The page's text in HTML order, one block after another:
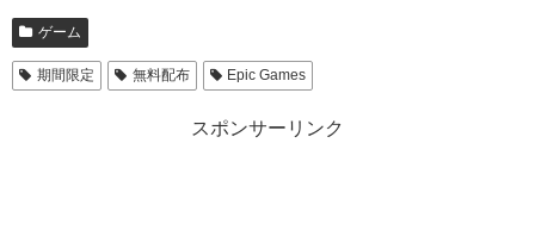
ゲーム
期間限定 無料配布 Epic Games
スポンサーリンク